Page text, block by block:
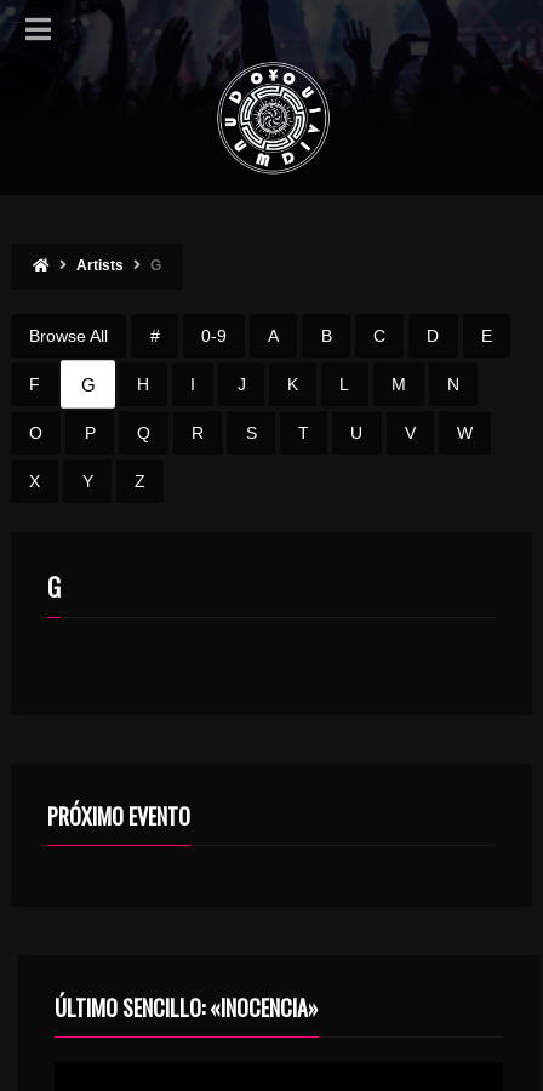
Artists G
Browse All # 0-9 A B C D E
F G H I J K L M N
O P Q R S T U V W
X Y Z
G
PRÓXIMO EVENTO
ÚLTIMO SENCILLO: «INOCENCIA»